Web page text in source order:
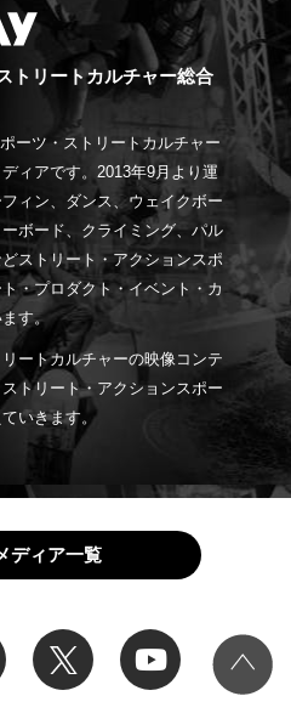
トリートカルチャー総合
ーツ・ストリートカルチャー
ィアです。2013年9月より運
ィン、ダンス、ウェイクボー
ボード、クライミング、パル
ストリート・アクションスポ
・プロダクト・イベント・カ
す。
ートカルチャーの映像コンテ
トリート・アクションスポー
いきます。
ディア一覧